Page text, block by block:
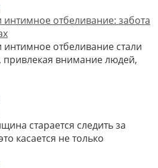
отбеливание: забота
отбеливание стали
внимание людей,
старается следить за
касается не только